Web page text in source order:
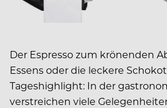
Der Espresso zum krönenden
Essens oder die leckere
Tageshighlight: In der
verstreichen viele